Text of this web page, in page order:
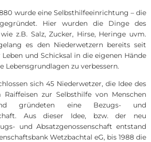
wurde eine Selbsthilfeeinrichtung – die
Hier wurden die Dinge des
z.B. Salz, Zucker, Hirse, Heringe uvm.
es den Niederwetzern bereits seit
und Schicksal in die eigenen Hände
Lebensgrundlagen zu verbessern.
sich 45 Niederwetzer, die Idee des
Raiffeisen zur Selbsthilfe von Menschen
gründeten eine Bezugs- und
Aus dieser Idee, bzw. der neu
und Absatzgenossenschaft entstand
Wetzbachtal eG, bis 1988 die